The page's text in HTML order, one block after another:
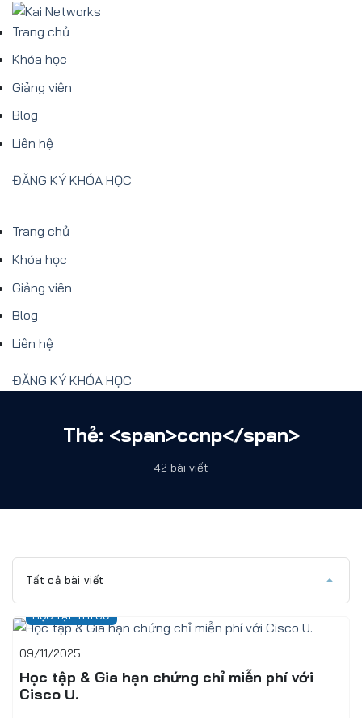
Bỏ
quaTrang chủ
Khóa học
Giảng viên
Blog
Liên hệ
ĐĂNG KÝ KHÓA HỌC
Trang chủ
Khóa học
Giảng viên
Blog
Liên hệ
ĐĂNG KÝ KHÓA HỌC
Thẻ: <span>ccnp</span>
42 bài viết
Tất cả bài viết
HỌC TẬP THI CỬ
09/11/2025
Học tập & Gia hạn chứng chỉ miễn phí với
Cisco U.